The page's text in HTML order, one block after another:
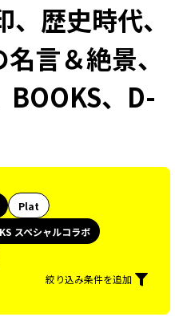
歴史時代、
言＆絶景、
BOOKS、D-
Plat
スペシャルコラボ
絞り込み条件を追加